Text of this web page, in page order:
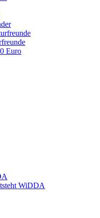
Euro
WiDDA